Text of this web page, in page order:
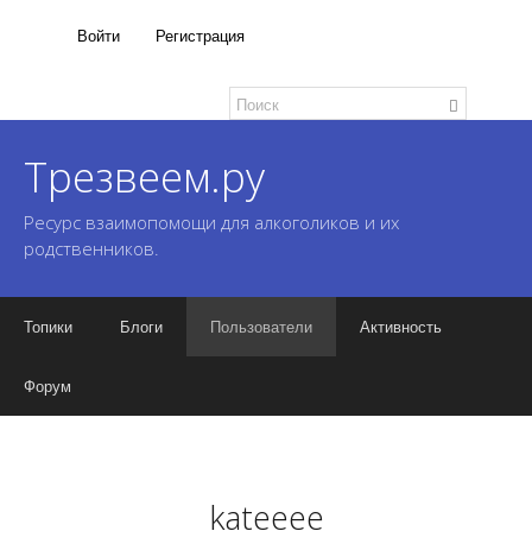
Войти Регистрация
Трезвеем.ру
Ресурс взаимопомощи для алкоголиков и их
родственников.
Топики Блоги Пользователи Активность
Форум
kateeee